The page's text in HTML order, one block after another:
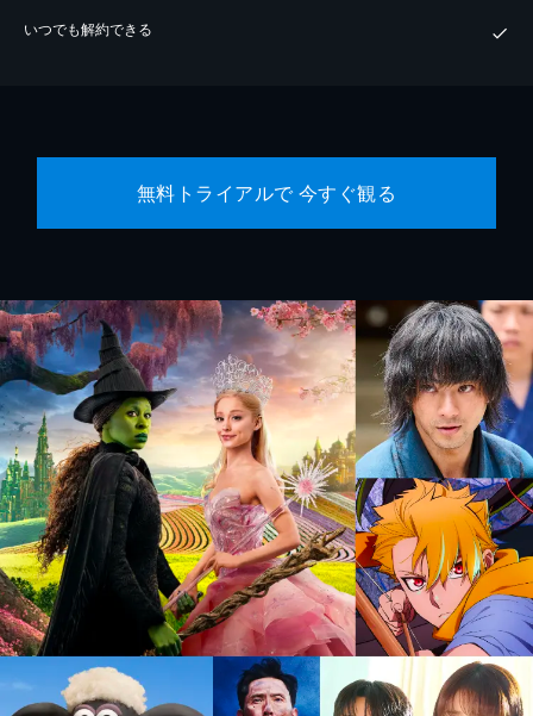
いつでも解約できる
無料トライアルで 今すぐ観る